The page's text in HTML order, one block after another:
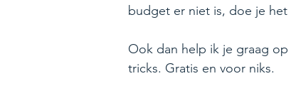
budget er niet is, doe je
Ook dan help ik je graag
tricks. Gratis en voor niks.